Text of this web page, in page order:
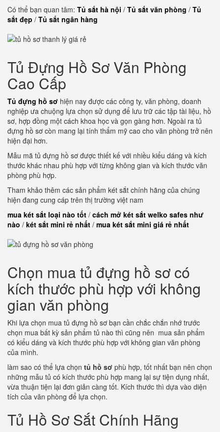
Có thể bạn quan tâm: Tủ sắt hà nội / Tủ sắt văn phòng / Tủ
sắt đẹp / Tủ sắt ngân hàng
Tủ Đựng Hồ Sơ Văn Phòng
Cao Cấp
Tủ đựng hồ sơ hiện nay được các công ty, văn phòng, doanh
nghiệp ưa chuộng lựa chọn sử dụng để lưu trữ các tập tài liệu, hồ
sơ, hợp đồng một cách khoa học và gọn gàng hơn. Ngoài ra tủ
đựng hồ sơ còn mang lại tính thẩm mỹ cao cho văn phòng trở nên
hiện đại hơn.
Mẫu mã tủ đựng hồ sơ được thiết kế với nhiều kiểu dáng và kích
thước khác nhau phù hợp với từng không gian và kích thước văn
phòng phù hợp.
Tham khảo thêm các sản phẩm két sắt chính hãng của chúng
hiện đang cung cáp trên thị trường việt nam
mua két sắt loại nào tốt / cách mở két sắt welko safes như
nào / két sắt mini rẻ nhất / mua két sắt mini giá rẻ nhất
Chọn mua tủ đựng hồ sơ có
kích thước phù hợp với không
gian văn phòng
Khi lựa chọn mua tủ đựng hồ sơ bạn cần chắc chắn nhớ trước
chọn mua bất kỳ sản phẩm tủ nào thì cũng nên mua sản phẩm
có kiểu dáng và kích thước phù hợp với không gian văn phòng
của mình.
làm sao có thể lựa chọn tủ hồ sơ phù hợp, tốt nhất bạn nên chọn
những mẫu tủ có kích thước phù hợp mang lại sự tiện dụng nhất,
vừa thuận tiện lại đơn giản càng tốt. Kích thước thì dựa vào diện
tích của văn phòng để lựa chọn.
Tủ Hồ Sơ Sắt Chính Hãng